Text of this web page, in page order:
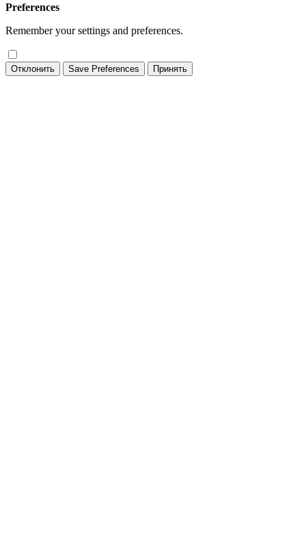
Preferences
Remember your settings and preferences.
Отклонить Save Preferences Принять